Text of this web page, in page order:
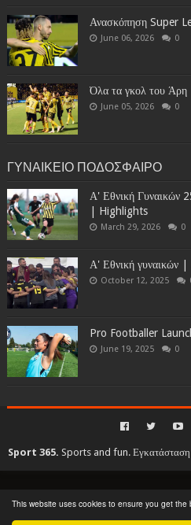
This website uses cookies to ensure you get
Ανασκόπηση Super
June 06, 2026 0
Όλα τα γκολ του
June 05, 2026 0
ΓΥΝΑΙΚΕΙΟ ΠΟΔΟΣΦΑΙΡΟ
Α' Εθνική Γυναικών
| Highlights
March 29, 2026 0
Α' Εθνική
October 12, 2025
Pro Footballer
June 19, 2025 0
Sport 365. Sports and fun. Εγκατάσταση